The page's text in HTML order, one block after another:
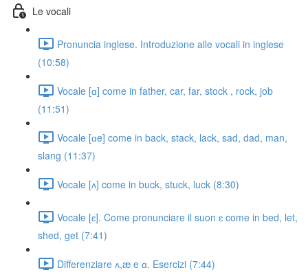
Le vocali
Pronuncia inglese. Introduzione alle vocali in inglese
(10:58)
Vocale [ɑ] come in father, car, far, stock , rock, job
(11:51)
Vocale [ɑe] come in back, stack, lack, sad, dad, man,
slang (11:37)
Vocale [ʌ] come in buck, stuck, luck (8:30)
Vocale [ɛ]. Come pronunciare il suon ɛ come in bed, let,
shed, get (7:41)
Differenziare ʌ,æ e ɑ. Esercizi (7:44)